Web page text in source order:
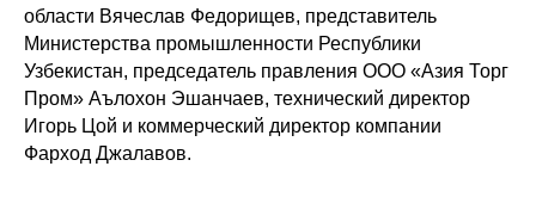
области Вячеслав Федорищев, представитель
Министерства промышленности Республики
Узбекистан, председатель правления ООО «Азия Торг
Пром» Аълохон Эшанчаев, технический директор
Игорь Цой и коммерческий директор компании
Фарход Джалавов.